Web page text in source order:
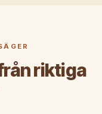
riktiga